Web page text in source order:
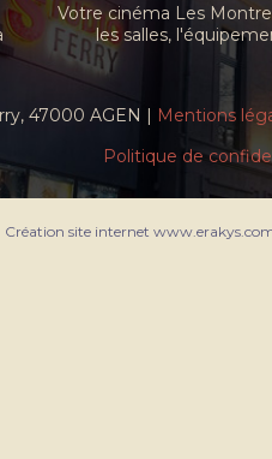
Votre cinéma Les
les salles,
47000 AGEN | Mentions
Politique de
Création site internet